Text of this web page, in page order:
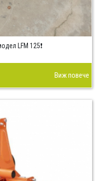
LFM 125❗
Виж повече